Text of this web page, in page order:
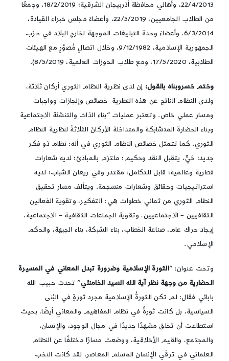
22/4/2013، وأهالي محافظة أذربيجان الشرقية؛ 18/2/2019، وجمعًا
من الطلاب الجامعيين، 22/5/2019، وأعضاءَ مجلس خبراء القيادة،
6/3/2014، وأعضاءَ وحدة التبليغات الموجهة لخارج البلاد في حزب
الجمهورية الإسلامية، 9/12/1982، وخلال اتصالٍ مُصوَّرٍ مع الهيئات
الطلابية، 17/5/2020، ومع طلاب الحوزات العلمية، 8/5/2019).
وختم خسروبناه بالقول: إن لدى نظرية النظام الثوري أركان ثلاثة،
ولدى النظام الناتج عن هذه النظرية خصائص وإنجازات وواجبات
ومسار عملي خاص. وتعتبر عمليات “بناء الذات والتنشئة الاجتماعية
وبناء الحضارة المتشابكة والمتداخلة الأركانَ الثلاثةَ لنظرية النظام
الثوري. كما تتمثل خصائص النظام الثوري في أنه: نظام ذو فكر
جديد؛ حَيٌّ، يتقبل النقد وحكيم؛ ملتزم بالمبادئ؛ لديه شعارات
فطرية وعالمية؛ قابل للتكامل؛ مقتدر وفي ريعان الشباب؛ لديه
استراتيجيات وحقائق وشعارات منسجمة. ويتألف مسار تحقيق
النظام الثوري من ثماني خطوات هي: التفكير، وتقوية الفعالين
الثقافيين – الاجتماعيين، وتقوية الجماعات الثقافية – الاجتماعية،
إيجاد حراك عام، صناعة الخطاب، بناء الشبكة، بناء الجبهة، والحكم
الإسلامي.
وتحت عنوان: “الثورة الإسلامية وضرورة تبدل المعاني في المسيرة
الحضارية من وجهة نظر آية الله السيد الخامنئي” تحدث حبيب الله
بابائي فقال: لم تكن الثورةُ الإسلامية مجرد ثورةٍ في البُنى
السياسية، بل كانت ثورةً في نظام المفاهيم والمعاني أيضًا، بحيث
استطاعت أن تخلق مشهدًا جديدًا في مجال الوجود، والإنسان،
والمجتمع، والقيم الأخلاقية، ووضعت مسارًا مختلفًا عن النظام
العلماني في ترقّي الإنسان المسلم المعاصر. لقد كانت النخب